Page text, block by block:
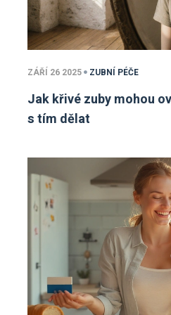
ZÁŘÍ 26 2025 ZUBNÍ PÉČE
Jak křivé zuby mohou
s tím dělat